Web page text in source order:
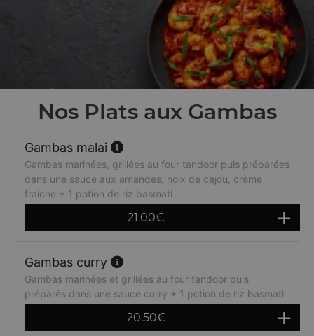
Nos Plats aux Gambas
Gambas malai
Gambas marinées, grillées au four tandoor puis préparées
dans une sauce aux amandes, noix de cajou, crème
fraiche + 1 potion de riz basmati
21.00€
Gambas curry
Gambas marinées et grillées au four tandoor puis
préparés dans une sauce curry + 1 potion de riz basmati
20.50€